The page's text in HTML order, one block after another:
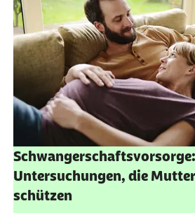
Verhütungsmittel abholen:
Rezept in einer Apotheke
das Verhütungsmittel
ärztlichen Empfehlung.
Schwangerschaftsvorsorge:
Untersuchungen, die
schützen